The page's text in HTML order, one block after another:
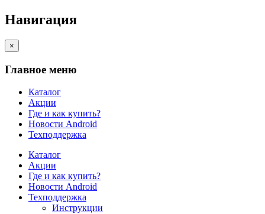
Навигация
×
Главное меню
Каталог
Акции
Где и как купить?
Новости Android
Техподдержка
Каталог
Акции
Где и как купить?
Новости Android
Техподдержка
Инструкции